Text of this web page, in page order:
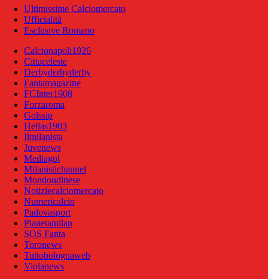
Ultimissime Calciomercato
Ufficialità
Esclusive Romano
Calcionapoli1926
Cittaceleste
Derbyderbyderby
Fantamagazine
FCInter1908
Forzaroma
Golssip
Hellas1903
Ilmilanista
Juvenews
Mediagol
Milanistichannel
Mondoudinese
Notiziecalciomercato
Numericalcio
Padovasport
Pianetamilan
SOS Fanta
Toronews
Tuttobolognaweb
Violanews